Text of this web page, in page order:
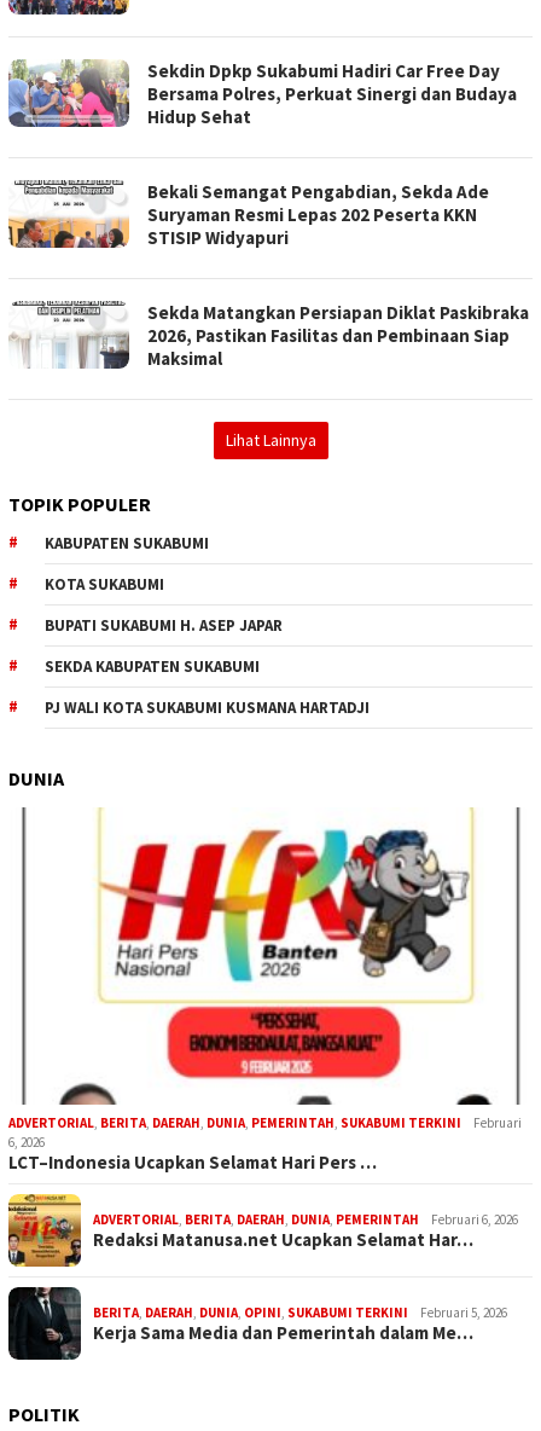
Sekdin Dpkp Sukabumi Hadiri Car Free Day
Bersama Polres, Perkuat Sinergi dan Budaya
Hidup Sehat
Bekali Semangat Pengabdian, Sekda Ade
Suryaman Resmi Lepas 202 Peserta KKN
STISIP Widyapuri
Sekda Matangkan Persiapan Diklat Paskibraka
2026, Pastikan Fasilitas dan Pembinaan Siap
Maksimal
Lihat Lainnya
TOPIK POPULER
KABUPATEN SUKABUMI
KOTA SUKABUMI
BUPATI SUKABUMI H. ASEP JAPAR
SEKDA KABUPATEN SUKABUMI
PJ WALI KOTA SUKABUMI KUSMANA HARTADJI
DUNIA
ADVERTORIAL, BERITA, DAERAH, DUNIA, PEMERINTAH, SUKABUMI TERKINI
Februari
6, 2026
LCT–Indonesia Ucapkan Selamat Hari Pers …
ADVERTORIAL, BERITA, DAERAH, DUNIA, PEMERINTAH Februari 6, 2026
Redaksi Matanusa.net Ucapkan Selamat Har…
BERITA, DAERAH, DUNIA, OPINI, SUKABUMI TERKINI Februari 5, 2026
Kerja Sama Media dan Pemerintah dalam Me…
POLITIK